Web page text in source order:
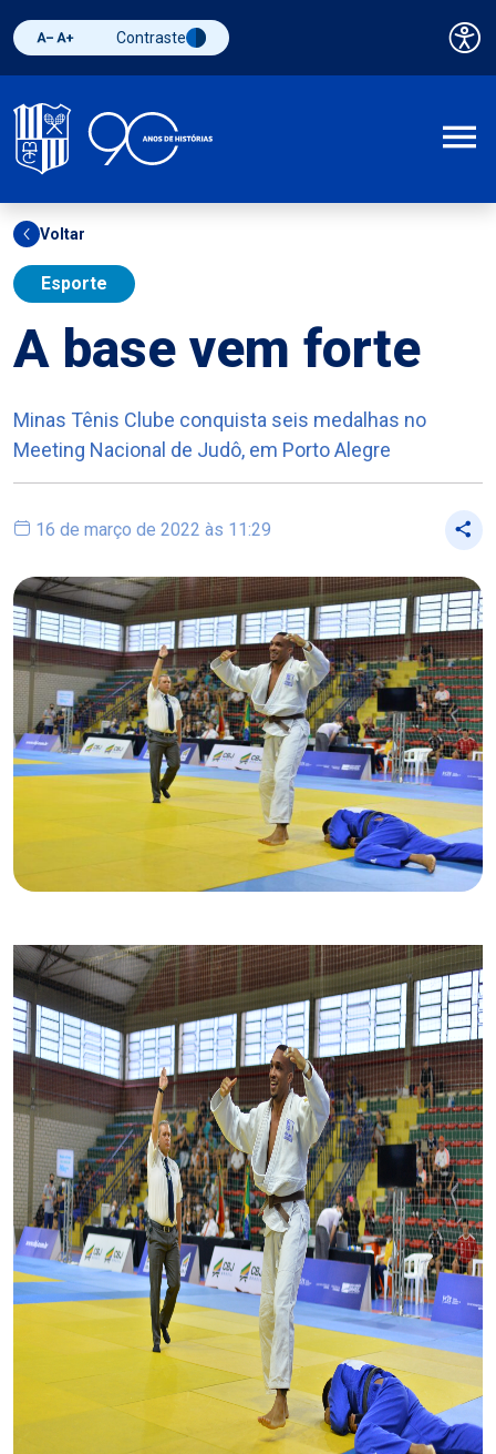
Diminuir fonte
Aumentar fonteAlternar contraste
Contraste
Voltar
Esporte
A base vem forte
Minas Tênis Clube conquista seis medalhas no
Meeting Nacional de Judô, em Porto Alegre
16 de março de 2022 às 11:29